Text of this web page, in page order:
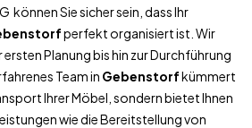
können Sie sicher sein, dass Ihr
perfekt organisiert ist. Wir
Planung bis hin zur Durchführung
Team in Gebenstorfkümmert
Ihrer Möbel, sondern bietet Ihnen
wie die Bereitstellung von